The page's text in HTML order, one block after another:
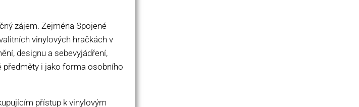
zájem. Zejména Spojené
vinylových hračkách v
designu a sebevyjádření,
předměty i jako forma osobního
přístup k vinylovým